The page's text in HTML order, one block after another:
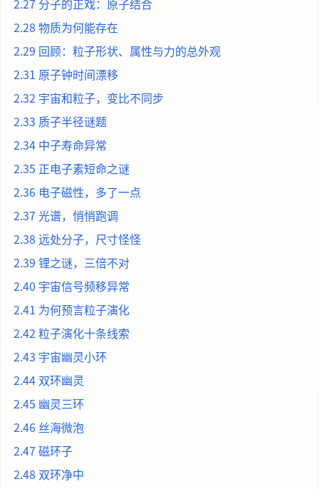
2.27 分子的正戏：原子结合
2.28 物质为何能存在
2.29 回顾：粒子形状、属性与力的总外观
2.31 原子钟时间漂移
2.32 宇宙和粒子，变比不同步
2.33 质子半径谜题
2.34 中子寿命异常
2.35 正电子素短命之谜
2.36 电子磁性，多了一点
2.37 光谱，悄悄跑调
2.38 远处分子，尺寸怪怪
2.39 锂之谜，三倍不对
2.40 宇宙信号频移异常
2.41 为何预言粒子演化
2.42 粒子演化十条线索
2.43 宇宙幽灵小环
2.44 双环幽灵
2.45 幽灵三环
2.46 丝海微泡
2.47 磁环子
2.48 双环净中